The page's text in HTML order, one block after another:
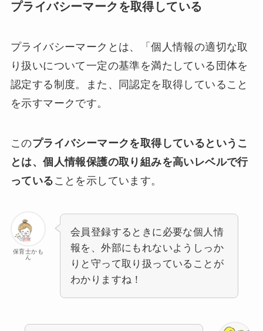
プライバシーマークを取得している
プライバシーマークとは、「個人情報の適切な取
り扱いについて一定の基準を満たしている団体を
認定する制度。また、同認定を取得していること
を示すマークです。
このプライバシーマークを取得しているというこ
とは、個人情報保護の取り組みを高いレベルで行
っている ことを示しています。
保育士かも
ん
会員登録するときに必要な個人情
報を、外部にもれないようしっか
りと守って取り扱っていることが
わかりますね！